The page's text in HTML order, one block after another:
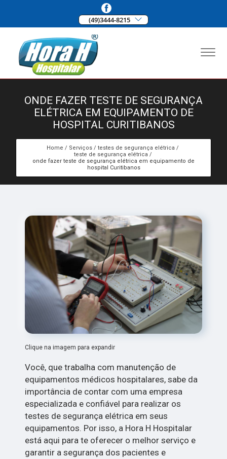
(49)3444-8215
ONDE FAZER TESTE DE SEGURANÇA
ELÉTRICA EM EQUIPAMENTO DE
HOSPITAL CURITIBANOS
Home Serviços
testes de segurança elétrica
teste de segurança elétrica
onde fazer teste de segurança elétrica em equipamento de
hospital Curitibanos
Clique na imagem para expandir
Você, que trabalha com manutenção de
equipamentos médicos hospitalares, sabe da
importância de contar com uma empresa
especializada e confiável para realizar os
testes de segurança elétrica em seus
equipamentos. Por isso, a Hora H Hospitalar
está aqui para te oferecer o melhor serviço e
garantir a segurança dos pacientes e